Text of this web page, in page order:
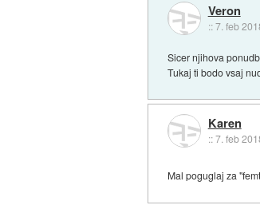
Veron
::7. feb
Sicer njihova
Tukaj ti bodo vsaj
Karen
::7. feb
Mal poguglaj za